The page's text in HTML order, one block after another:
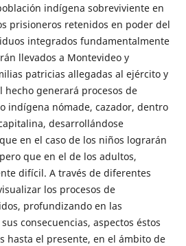
indígena sobreviviente en
prisioneros retenidos en poder del
integrados fundamentalmente
llevados a Montevideo y
patricias allegadas al ejército y
hecho generará procesos de
indígena nómade, cazador, dentro
desarrollándose
en el caso de los niños lograrán
que en el de los adultos,
difícil. A través de diferentes
los procesos de
profundizando en las
consecuencias, aspectos éstos
hasta el presente, en el ámbito de